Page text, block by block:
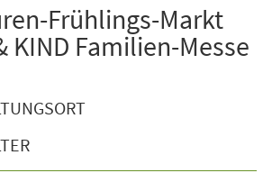
Frühlings-Markt
KIND Familien-Messe